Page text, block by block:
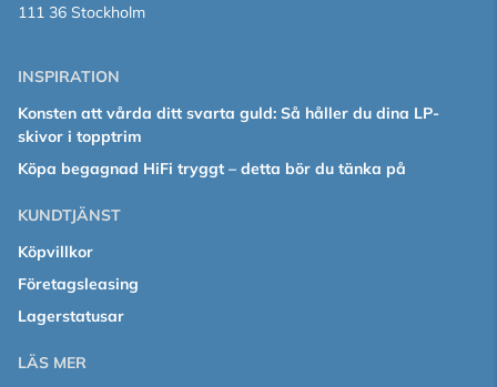
111 36 Stockholm
INSPIRATION
Konsten att vårda ditt svarta guld: Så håller du dina LP-
skivor i topptrim
Köpa begagnad HiFi tryggt – detta bör du tänka på
KUNDTJÄNST
Köpvillkor
Företagsleasing
Lagerstatusar
LÄS MER